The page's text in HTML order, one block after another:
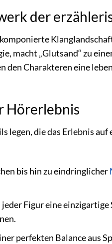
der
macht „Glutsand“ zu
Charakteren eine
Hörerlebnis
die das Erlebnis auf
bis hin zu eindringlicher
jeder Figur eine
perfekten Balance aus